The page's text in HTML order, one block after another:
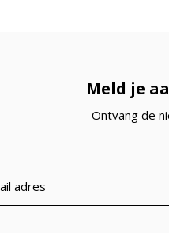
Meld je
Ontvang de